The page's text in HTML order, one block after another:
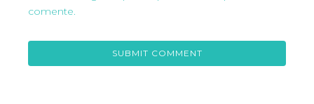
comente.